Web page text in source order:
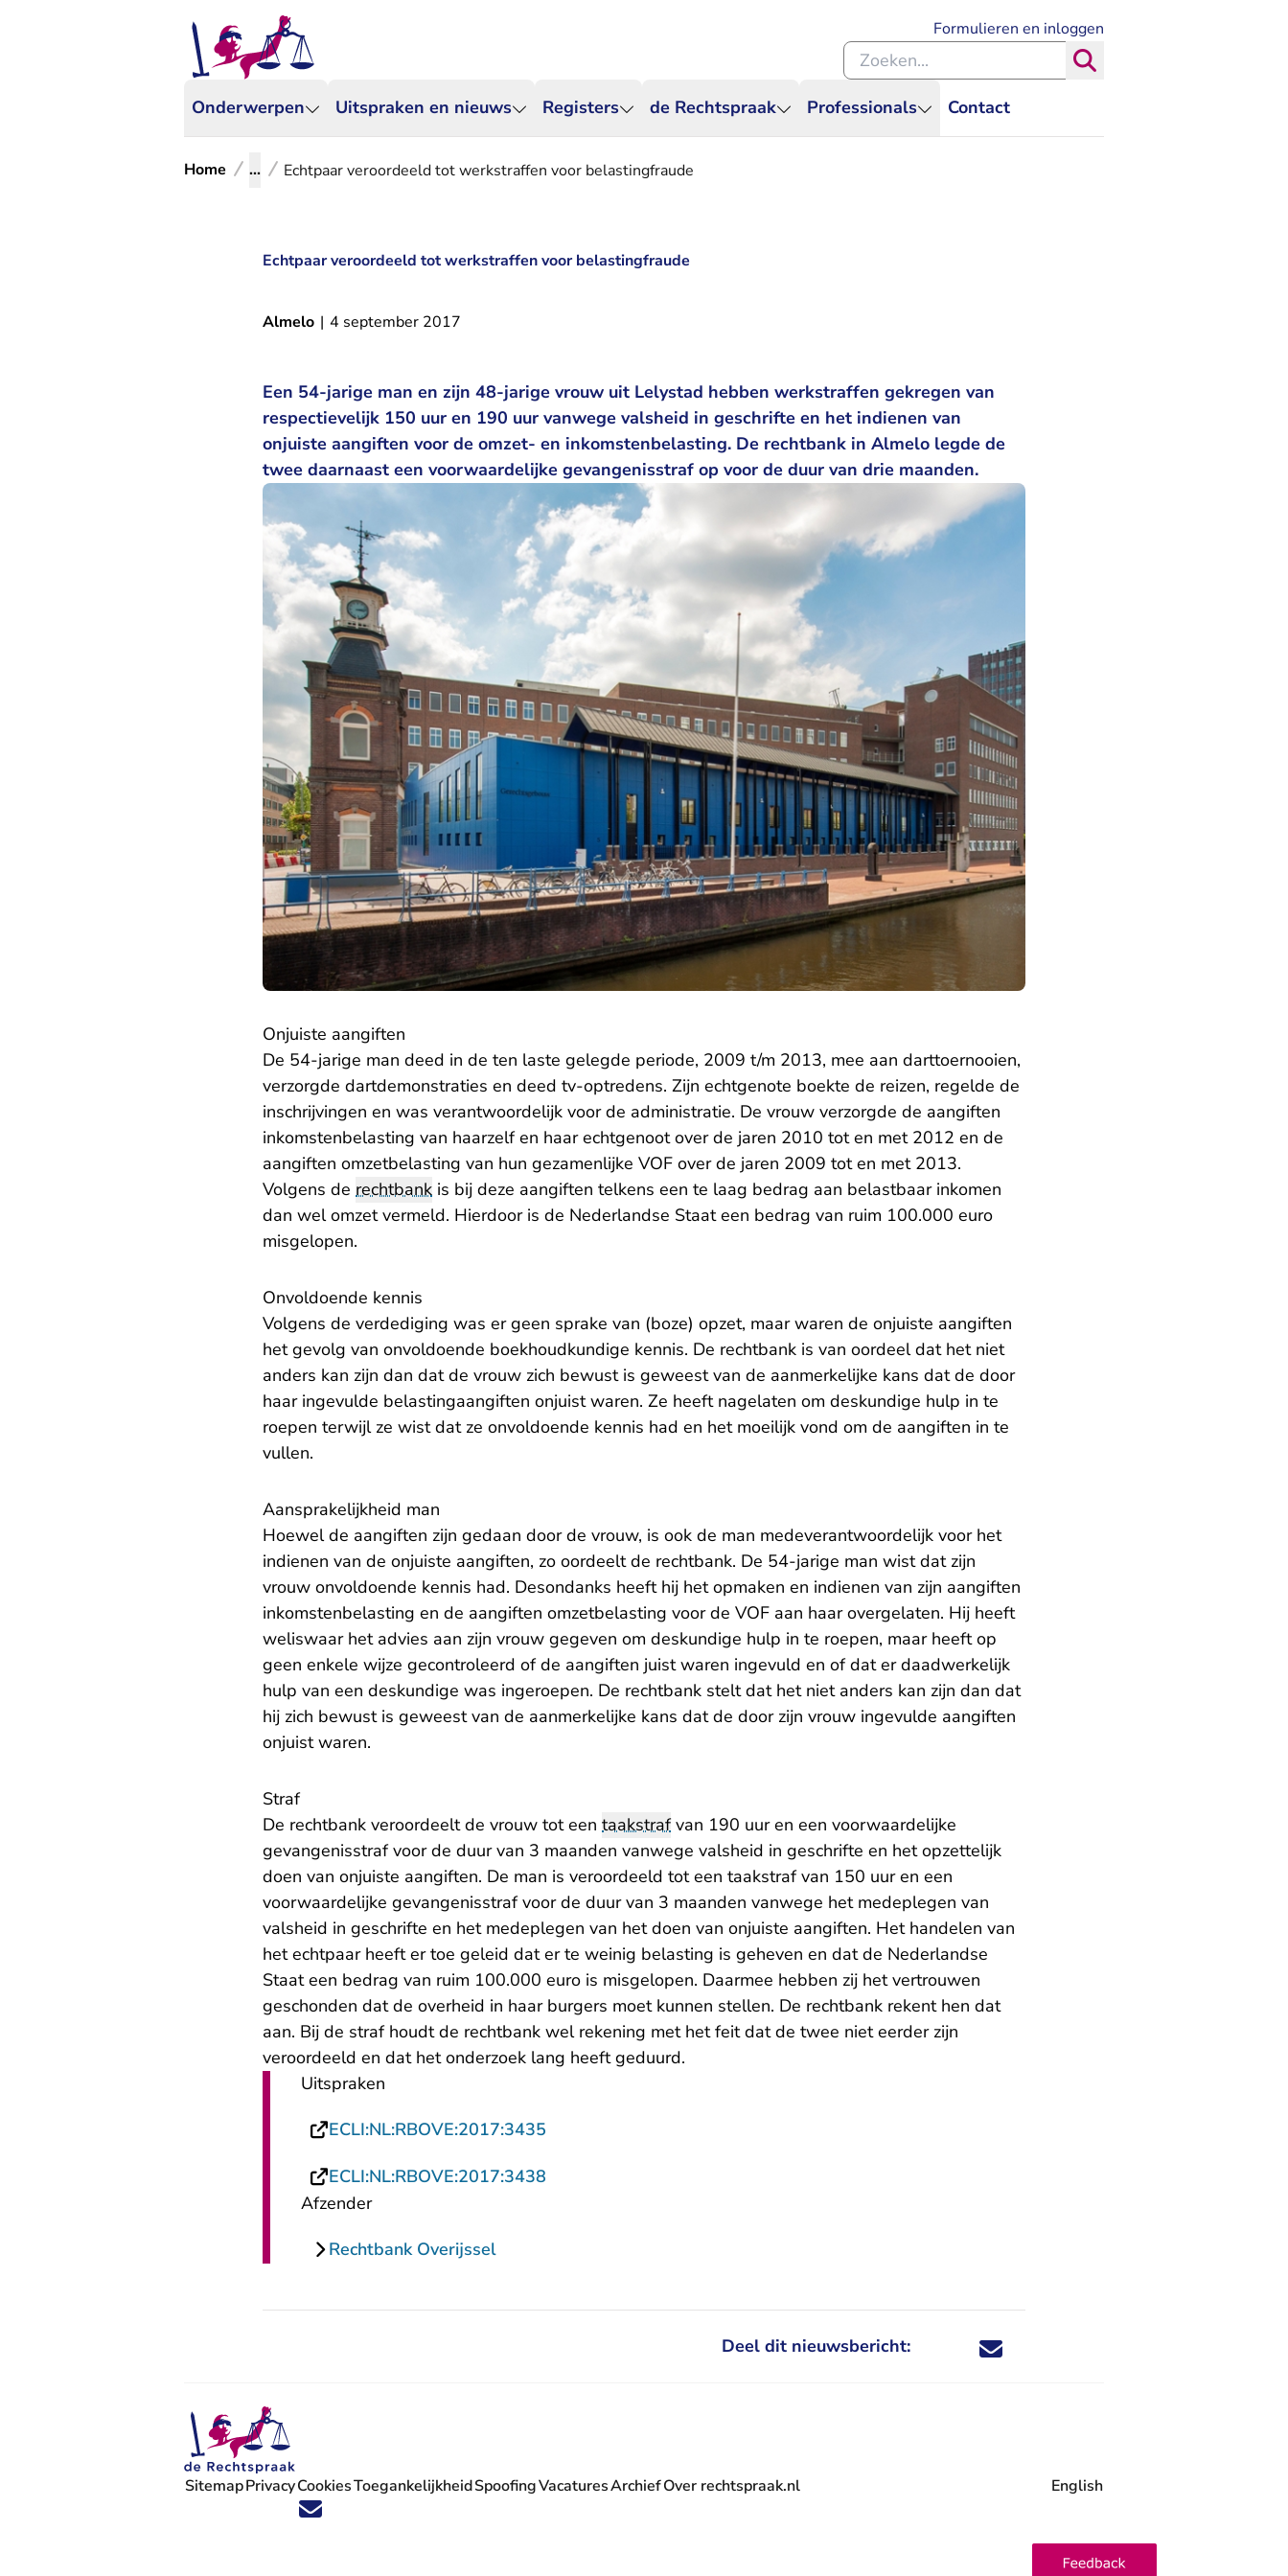
Onderwerpen Uitspraken en nieuws Registers de Rechtspraak Professionals Contact
Formulieren en inloggen
Zoeken binnen de Rechtspraak
Home ... Echtpaar veroordeeld tot werkstraffen voor belastingfraude
Echtpaar veroordeeld tot werkstraffen voor belastingfraude
Almelo | 4 september 2017
Een 54-jarige man en zijn 48-jarige vrouw uit Lelystad hebben werkstraffen gekregen van
respectievelijk 150 uur en 190 uur vanwege valsheid in geschrifte en het indienen van
onjuiste aangiften voor de omzet- en inkomstenbelasting. De rechtbank in Almelo legde de
twee daarnaast een voorwaardelijke gevangenisstraf op voor de duur van drie maanden.
Onjuiste aangiften
De 54-jarige man deed in de ten laste gelegde periode, 2009 t/m 2013, mee aan darttoernooien,
verzorgde dartdemonstraties en deed tv-optredens. Zijn echtgenote boekte de reizen, regelde de
inschrijvingen en was verantwoordelijk voor de administratie. De vrouw verzorgde de aangiften
inkomstenbelasting van haarzelf en haar echtgenoot over de jaren 2010 tot en met 2012 en de
aangiften omzetbelasting van hun gezamenlijke VOF over de jaren 2009 tot en met 2013.
Volgens de rechtbank is bij deze aangiften telkens een te laag bedrag aan belastbaar inkomen
dan wel omzet vermeld. Hierdoor is de Nederlandse Staat een bedrag van ruim 100.000 euro
misgelopen.
Onvoldoende kennis
Volgens de verdediging was er geen sprake van (boze) opzet, maar waren de onjuiste aangiften
het gevolg van onvoldoende boekhoudkundige kennis. De rechtbank is van oordeel dat het niet
anders kan zijn dan dat de vrouw zich bewust is geweest van de aanmerkelijke kans dat de door
haar ingevulde belastingaangiften onjuist waren. Ze heeft nagelaten om deskundige hulp in te
roepen terwijl ze wist dat ze onvoldoende kennis had en het moeilijk vond om de aangiften in te
vullen.
Aansprakelijkheid man
Hoewel de aangiften zijn gedaan door de vrouw, is ook de man medeverantwoordelijk voor het
indienen van de onjuiste aangiften, zo oordeelt de rechtbank. De 54-jarige man wist dat zijn
vrouw onvoldoende kennis had. Desondanks heeft hij het opmaken en indienen van zijn aangiften
inkomstenbelasting en de aangiften omzetbelasting voor de VOF aan haar overgelaten. Hij heeft
weliswaar het advies aan zijn vrouw gegeven om deskundige hulp in te roepen, maar heeft op
geen enkele wijze gecontroleerd of de aangiften juist waren ingevuld en of dat er daadwerkelijk
hulp van een deskundige was ingeroepen. De rechtbank stelt dat het niet anders kan zijn dan dat
hij zich bewust is geweest van de aanmerkelijke kans dat de door zijn vrouw ingevulde aangiften
onjuist waren.
Straf
De rechtbank veroordeelt de vrouw tot een taakstrafvan 190 uur en een voorwaardelijke
gevangenisstraf voor de duur van 3 maanden vanwege valsheid in geschrifte en het opzettelijk
doen van onjuiste aangiften. De man is veroordeeld tot een taakstraf van 150 uur en een
voorwaardelijke gevangenisstraf voor de duur van 3 maanden vanwege het medeplegen van
valsheid in geschrifte en het medeplegen van het doen van onjuiste aangiften. Het handelen van
het echtpaar heeft er toe geleid dat er te weinig belasting is geheven en dat de Nederlandse
Staat een bedrag van ruim 100.000 euro is misgelopen. Daarmee hebben zij het vertrouwen
geschonden dat de overheid in haar burgers moet kunnen stellen. De rechtbank rekent hen dat
aan. Bij de straf houdt de rechtbank wel rekening met het feit dat de twee niet eerder zijn
veroordeeld en dat het onderzoek lang heeft geduurd.
Uitspraken
ECLI:NL:RBOVE:2017:3435
ECLI:NL:RBOVE:2017:3438
Afzender
Rechtbank Overijssel
Deel dit nieuwsbericht: Deel dit nieuwsbericht via X - U verlaat
Deel dit nieuwsbericht via Facebook - U
Deel dit nieuwsbericht via e-mail
Deel dit nieuwsbericht via LinkedIn - U
Volg ons op X (Twitter) - U verlaat Rechtspraak.nl
Volg ons op Facebook - U verlaat Rechtspraak.nl
Volg ons op Instagram - U verlaat Rechtspraak.nl
Volg ons op Youtube - U verlaat Rechtspraak.nl
Volg ons op LinkedIn - U verlaat Rechtspraak.nl
'Blijf op de hoogte' nieuwsbrief - U verlaat Rechtspraak.nl
SitemapPrivacyCookiesToegankelijkheidSpoofingVacatures
- U verlaat Rechtspraak.nl
ArchiefOver rechtspraak.nl English